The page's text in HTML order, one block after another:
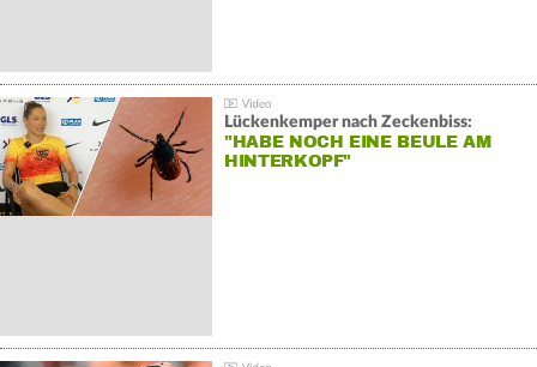
Lückenkemper nach Zeckenbiss:
"HABE NOCH EINE BEULE AM
HINTERKOPF"